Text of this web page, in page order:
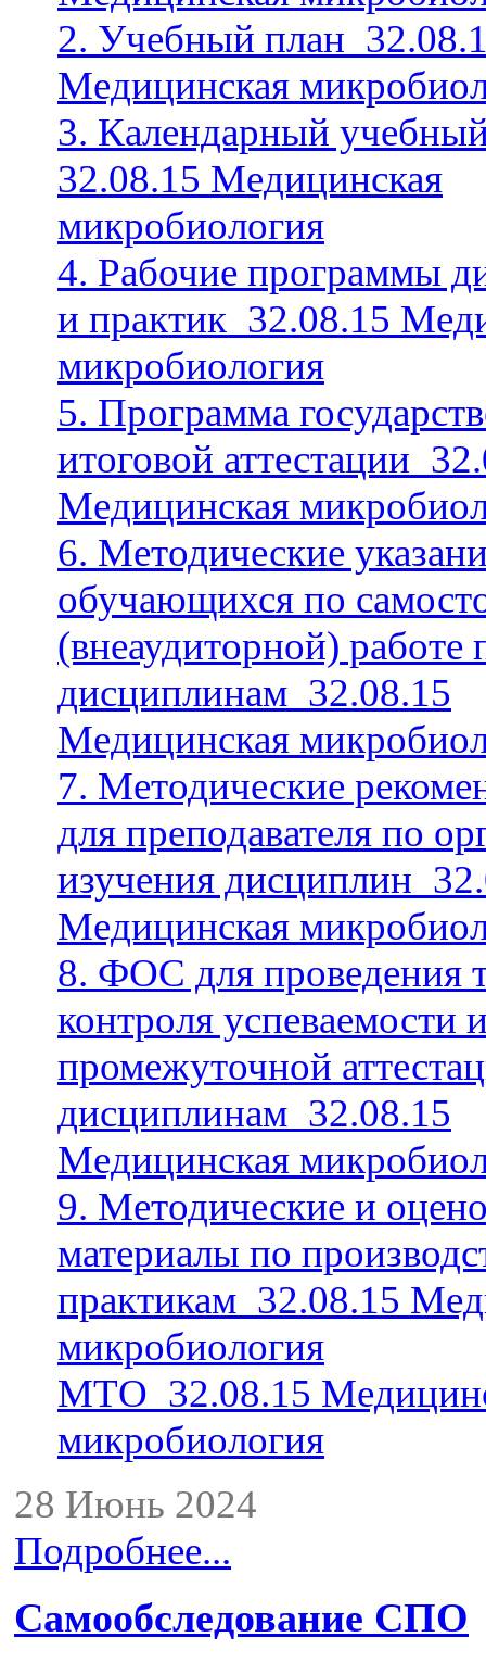
2. Учебный
Медицинская
3. Календарный
32.08.15 Медицинская
микробиология
4. Рабочие программы
и практик_32.08.15
микробиология
5. Программа
итоговой
Медицинская
6. Методические
обучающихся по
(внеаудиторной) работе
дисциплинам_32.08.15
Медицинская
7. Методические
для преподавателя по
изучения
Медицинская
8. ФОС для проведения
контроля успеваемости
промежуточной
дисциплинам_32.08.15
Медицинская
9. Методические и
материалы по
практикам_32.08.15
микробиология
МТО_32.08.15
микробиология
28 Июнь 2024
Подробнее...
Самообследование СПО